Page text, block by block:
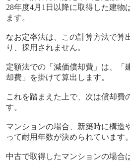
28年度4月 1 日以降に取得した建物
ます。
なお定率法は、この計算方法で算
り、採用されません。
定額法での「減価償却費」は、「
却費」を掛けて算出します。
これを踏まえた上で、次は償却費
す。
マンションの場合、新築時に構造
って耐用年数が決められています。
中古で取得したマンションの場合